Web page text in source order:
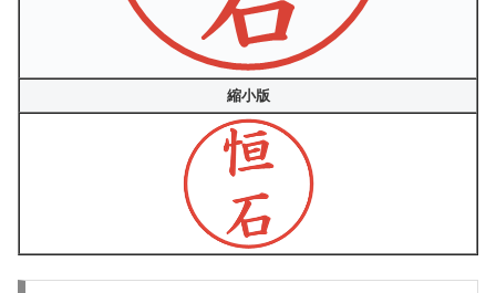
縮小版